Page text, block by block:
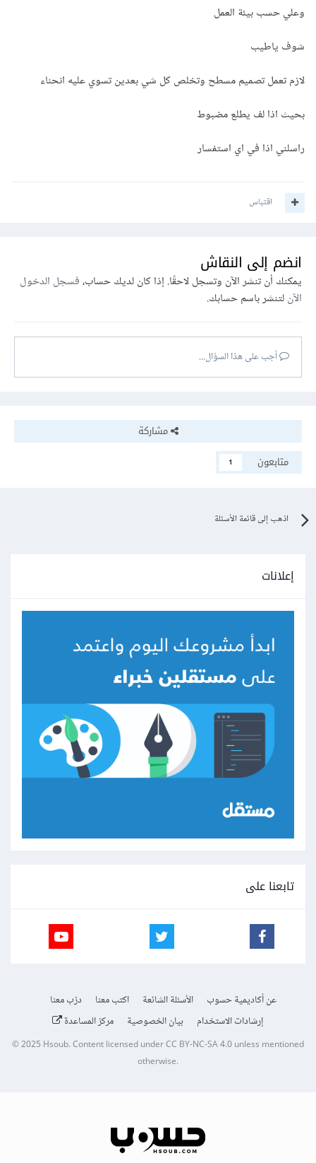
وعلي حسب بيئة العمل
شوف ياطيب
لازم تعمل تصميم مسطح وتخلص كل شي بعدين تسوي عليه انحناء
بحيث اذا لف يطلع مضبوط
راسلني اذا في اي استفسار
اقتباس
انضم إلى النقاش
يمكنك أن تنشر الآن وتسجل لاحقًا. إذا كان لديك حساب،فسجل الدخول
الآنلتنشر باسم حسابك.
أجب على هذا السؤال...
مشاركة
متابعون
1
اذهب إلى قائمة الأسئلة
إعلانات
تابعنا على
عن أكاديمية حسوب الأسئلة الشائعة اكتب معنا
درّب معنا
إرشادات الاستخدام
بيان الخصوصية مركز المساعدة
© 2025Hsoub.Content licensed underCC BY-NC-SA 4.0unless mentioned
otherwise.